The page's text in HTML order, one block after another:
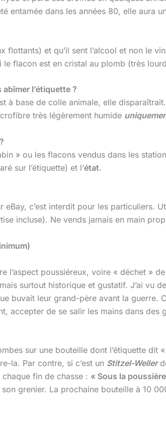
entamée dans les années 80, elle aura
et qu’il sent l’alcool et non le
flacon est en cristal au plomb (très
l’étiquette ?
à base de colle animale, elle
très légèrement humide
» ou les flacons vendus dans les
sur l’étiquette) et l’état.
c’est interdit pour les particuliers.
incluse). Ne vends jamais en main
l’aspect poussiéreux, voire « déchet »
surtout historique et gustatif. J’ai vu
buvait leur grand-père avant la guerre.
accepter de se salir les mains dans
sur une bouteille dont l’étiquette dit
la. Par contre, si c’est un Stitzel-Weller
fin de chasse : « Sous la
grenier. La prochaine bouteille à 10